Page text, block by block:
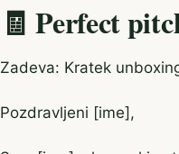
🧾 Perfect
Zadeva: Kratek
Pozdravljeni [ime],